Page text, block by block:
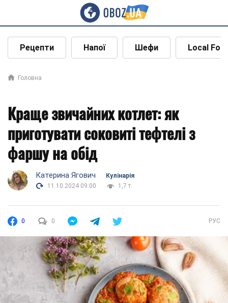
Рецепти Напої Шефи Local
Головна
Краще звичайних котлет: як
приготувати соковиті тефтелі з
фаршу на обід
Катерина Ягович
Кулінарія
11.10.2024 09:00
1,7 т.
0 0 РУС